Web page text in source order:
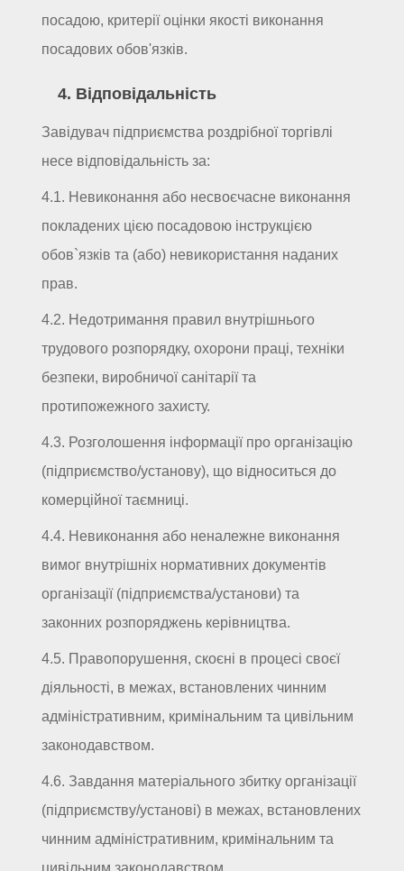
посадою, критерії оцінки якості виконання
посадових обов'язків.
4. Відповідальність
Завідувач підприємства роздрібної торгівлі
несе відповідальність за:
4.1. Невиконання або несвоєчасне виконання
покладених цією посадовою інструкцією
обов`язків та (або) невикористання наданих
прав.
4.2. Недотримання правил внутрішнього
трудового розпорядку, охорони праці, техніки
безпеки, виробничої санітарії та
протипожежного захисту.
4.3. Розголошення інформації про організацію
(підприємство/установу), що відноситься до
комерційної таємниці.
4.4. Невиконання або неналежне виконання
вимог внутрішніх нормативних документів
організації (підприємства/установи) та
законних розпоряджень керівництва.
4.5. Правопорушення, скоєні в процесі своєї
діяльності, в межах, встановлених чинним
адміністративним, кримінальним та цивільним
законодавством.
4.6. Завдання матеріального збитку організації
(підприємству/установі) в межах, встановлених
чинним адміністративним, кримінальним та
цивільним законодавством.